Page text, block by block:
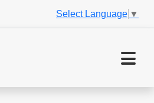
Select Language ▼